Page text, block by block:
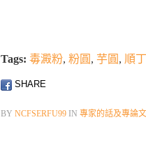
Tags: 毒澱粉, 粉圓 , 芋圓 , 順
SHARE
BY NCFSERFU99 IN 專家的話及專論